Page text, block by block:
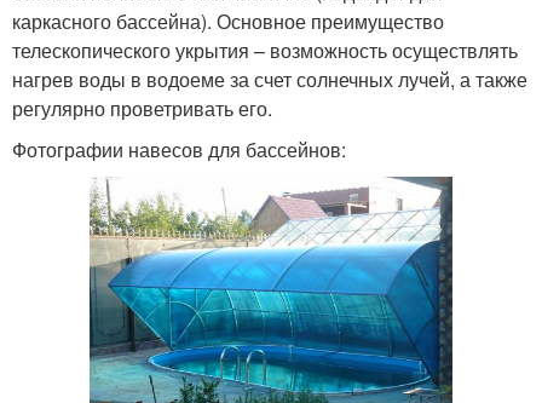
каркасного бассейна). Основное преимущество
телескопического укрытия – возможность осуществлять
нагрев воды в водоеме за счет солнечных лучей, а также
регулярно проветривать его.
Фотографии навесов для бассейнов: